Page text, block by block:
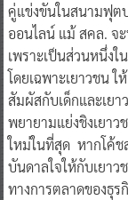
คู่แข่งขันในสนามฟุต
ออนไลน์ แม้ สคล. จ
เพราะเป็นส่วนหนึ่ง
โดยเฉพาะเยาวชน
สัมผัสกับเด็กและเย
พยายามแย่งชิงเยา
ใหม่ในที่สุด หากโค้ช
บันดาลใจให้กับเยาว
ทางการตลาดของธุ